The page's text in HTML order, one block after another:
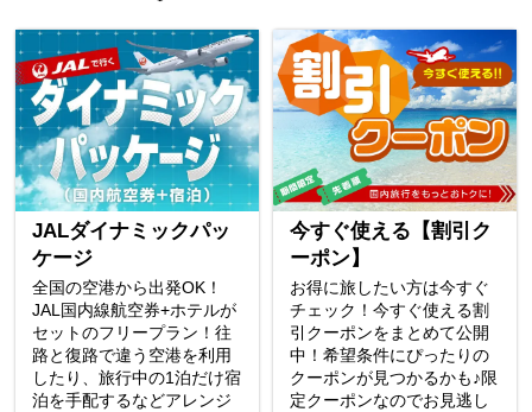
JALダイナミックパッ
ケージ
全国の空港から出発OK！
JAL国内線航空券+ホテルが
セットのフリープラン！往
路と復路で違う空港を利用
したり、旅行中の1泊だけ宿
泊を手配するなどアレンジ
今すぐ使える【割引ク
ーポン】
お得に旅したい方は今すぐ
チェック！今すぐ使える割
引クーポンをまとめて公開
中！希望条件にぴったりの
クーポンが見つかるかも♪限
定クーポンなのでお見逃し